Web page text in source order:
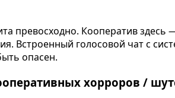
превосходно. Кооператив
Встроенный голосовой чат с
опасен.
хорроров /